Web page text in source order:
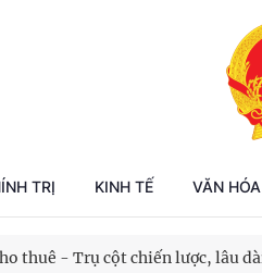
TRỊ KINH TẾ VĂN HÓA
nhà nước trong kỷ nguyên mới
thuê - Trụ cột chiến lược, lâu